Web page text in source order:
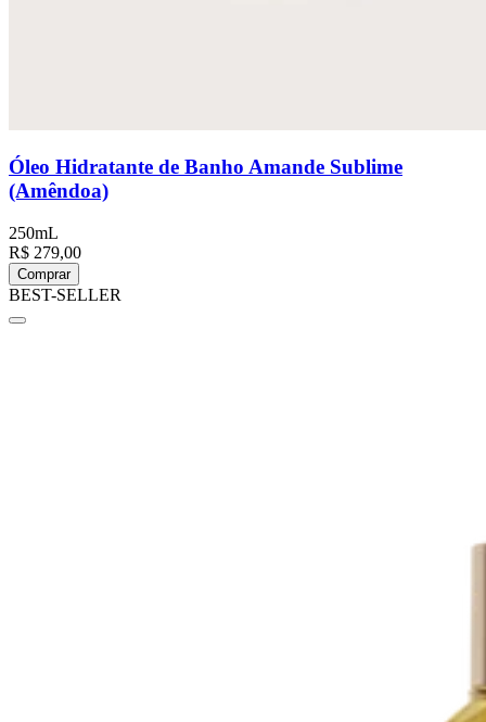
Óleo Hidratante de Banho Amande Sublime
(Amêndoa)
250mL
R$ 279,00
Comprar
BEST-SELLER